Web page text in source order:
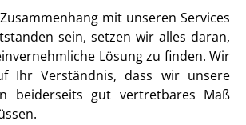
mit unseren Services
sein, setzen wir alles daran,
Lösung zu finden. Wir
Ihr Verständnis, dass wir unsere
beiderseits gut vertretbares Maß